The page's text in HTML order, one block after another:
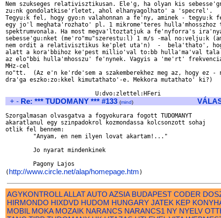
Nem szukseges relativisztikusan. Ele'g, ha olyan kis
zu:nk gondolatkise'rletet, ahol elhanyagolhato' a 'specrel'.
Tegyu:k fel, hogy gyo:n valahonnan a fe'ny, aminek - tegyu:k
egy jo'l meghata'rozhato' pl. 1 mikrome'teres
spektrumvonala. Ha most megva'ltoztatjuk a fe'nyforra's
sebesse'gu:nket (me'ro"mu"szerestu:l) 1 m/s -mal no:velju:k
nem ordit a relativisztikus ke'plet uta'n)  -  bela'thato',
alatt a kora'bbihoz ke'pest millio'val to:bb hulla'ma'val
az elo"bbi hulla'mhosszu' fe'nynek. Vagyis a 'me'rt'
MHz-cel
no"tt.  (Az e'n ke'rde'sem a szakemberekhez meg az, hogy ez -
dra'ga eszko:zo:kkel kimutathato'-e. Mekkora mutathato' ki?)
+ - Re: *** TUDOMANY *** #133 (mind)
Szorgalmasan olvasgatva a fogyokurara fogott TUDOMANYT
akaratlanul egy szinpadokrol kozmondassa kolcsonzott sohaj
otlik fel bennem:
        "Anyam, en nem ilyen lovat akartam!..."
        Jo nyarat mindenkinek
        Pagony Lajos
( http://www.circle.net/alap/homepage.htm
AGYKONTROLLALLATAUTO AZSIA BUDAPEST CODER
HIRMONDO HIXDVD HUDOM HUNGARY JATEK KEP
MOBIL MOKA MOZAIK NARANCS NARANCS1 NY NYELV